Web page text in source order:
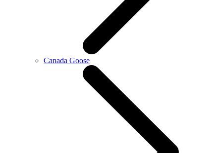
Canada Goose